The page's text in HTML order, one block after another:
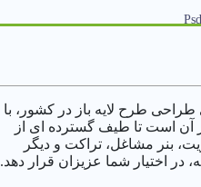
باز
طرح لایه باز در کشور، با
آن است تا طیف گسترده ای از
بنر مشاغل، تراکت و دیگر
در اختیار شما عزیزان قرار دهد.